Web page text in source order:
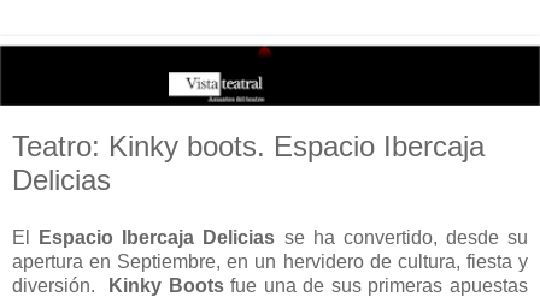
Teatro: Kinky boots. Espacio Ibercaja
Delicias
El Espacio Ibercaja Delicias se ha convertido, desde su
apertura en Septiembre, en un hervidero de cultura, fiesta y
diversión.
Kinky Bootsfue una de sus primeras apuestas